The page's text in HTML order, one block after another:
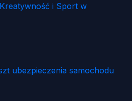
i Sport w
ubezpieczenia samochodu